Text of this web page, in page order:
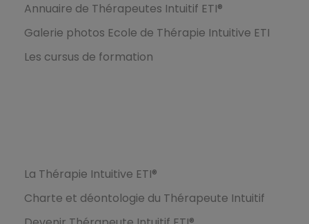
Annuaire de Thérapeutes Intuitif ETI®
Galerie photos Ecole de Thérapie Intuitive ETI
Les cursus de formation
La Thérapie Intuitive ETI®
Charte et déontologie du Thérapeute Intuitif